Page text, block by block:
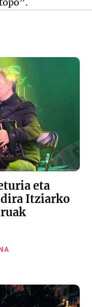
eta
Itziarko